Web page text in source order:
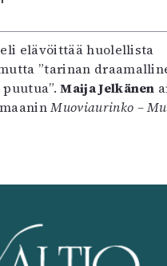
elävöittää huolellista
”tarinan
Maija Jelkänen
Muoviaurinko –